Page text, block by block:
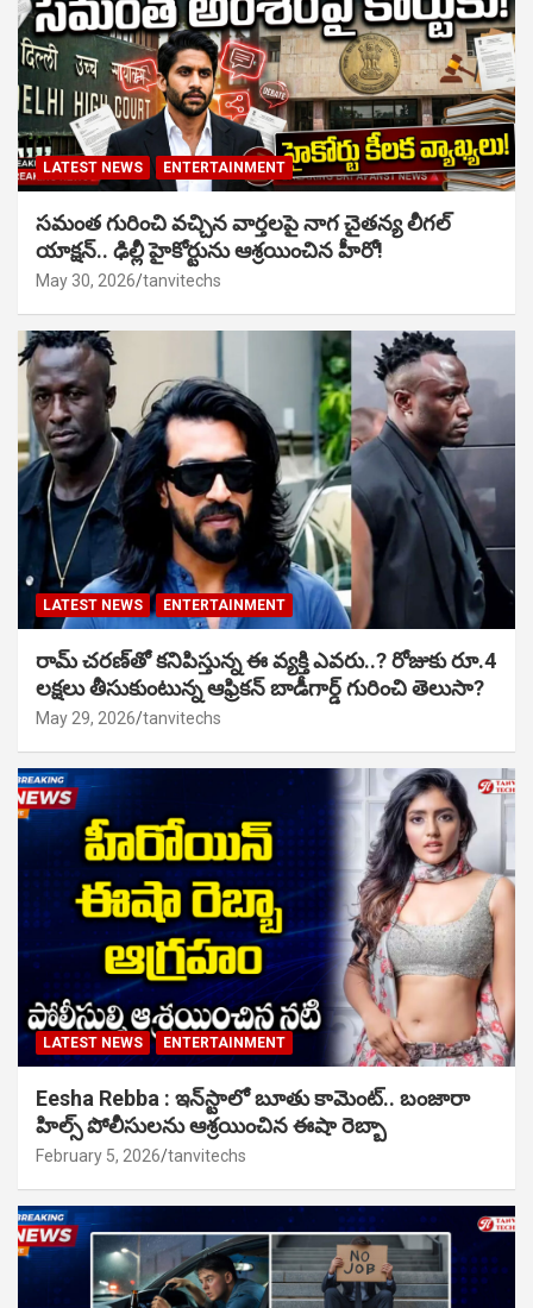
LATEST NEWS ENTERTAINMENT
సమంత గురించి వచ్చిన వార్తలపై నాగ చైతన్య లీగల్
యాక్షన్.. ఢిల్లీ హైకోర్టును ఆశ్రయించిన హీరో!
May 30, 2026 tanvitechs
LATEST NEWS ENTERTAINMENT
రామ్ చరణ్‌తో కనిపిస్తున్న ఈ వ్యక్తి ఎవరు..? రోజుకు రూ.4
లక్షలు తీసుకుంటున్న ఆఫ్రికన్ బాడీగార్డ్ గురించి తెలుసా?
May 29, 2026 tanvitechs
LATEST NEWS ENTERTAINMENT
Eesha Rebba : ఇన్‌స్టాలో బూతు కామెంట్.. బంజారా
హిల్స్ పోలీసులను ఆశ్రయించిన ఈషా రెబ్బా
February 5, 2026 tanvitechs